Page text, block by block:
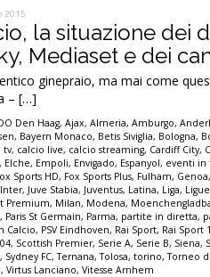
2015
la situazione dei
Mediaset e dei
ginepraio, ma mai come
– […]
Den Haag,Ajax,Almeria,Amburgo,
, Bayern Monaco, Betis Siviglia, Bologna,
tv, calcio live, calcio streaming, Cardiff City,
, Elche, Empoli, Envigado, Espanyol, eventi in
Sports HD, Fox Sports Plus, Fulham, Genoa,
Inter, Juve Stabia, Juventus, Latina, Liga,
Premium, Milan, Modena,
, Paris St Germain, Parma, partite in diretta,
Calcio, PSV Eindhoven, Rai Sport, Rai Sport
, Scottish Premier, Serie A, Serie B, Siena,
, Sydney FC,Ternana,Tolosa,torino,Torneo
,Virtus Lanciano,Vitesse Arnhem